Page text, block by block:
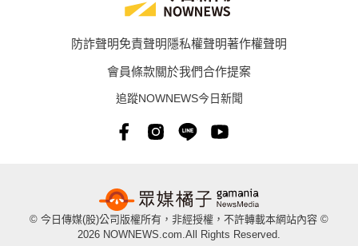
防詐聲明免責聲明隱私權聲明著作權聲明
會員條款關於我們合作提案
追蹤NOWNEWS今日新聞
© 今日傳媒(股)公司版權所有，非經授權，不許轉載本網站內容 ©
2026 NOWNEWS.com.All Rights Reserved.